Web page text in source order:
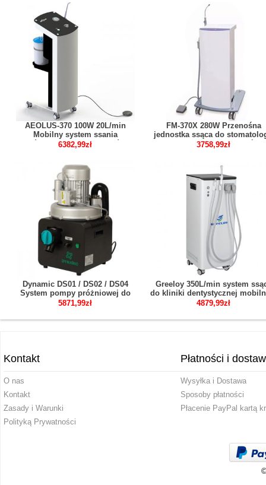
AEOLUS-370 100W 20L/min
Mobilny system ssania
próżniowego do implantów
6382,99zł
FM-370X 280W Przenośna
jednostka ssąca do
Urządzenie do aspiracji
3758,99zł
Dynamic DS01 / DS02 / DS04
System pompy próżniowej do
ssania dentystycznego do fotela
5871,99zł
Greeloy 350L/min system
do kliniki dentystycznej
silnym ssaniem GSM-300
4879,99zł
Kontakt
O nas
Kontakt
Zasady i Warunki
Polityką Prywatności
Płatności i
Wysyłka i Dostawa
Sposoby płatności
Płacenie PayPal kartą